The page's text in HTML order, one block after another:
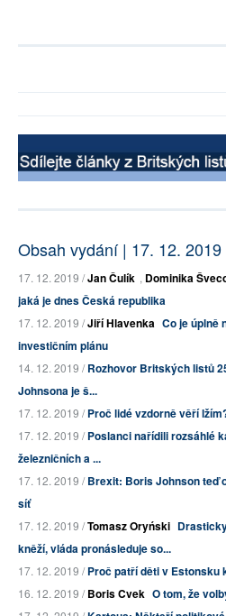
Obsah vydání | 17. 12. 2019
17. 12. 2019 /Jan Čulík , Dominika
jaká je dnes Česká republika
17. 12. 2019 /Jiří Hlavenka Co je úplně
investičním plánu
14. 12. 2019 /Rozhovor Britských listů
Johnsona je š...
17. 12. 2019 /Proč lidé vzdorně věří
17. 12. 2019 /Poslanci nařídili rozsáhlé
železničních a ...
17. 12. 2019 /Brexit: Boris Johnson teď
síť
17. 12. 2019 /Tomasz Oryński
kněží, vláda pronásleduje so...
17. 12. 2019 /Proč patří děti v Estonsku
16. 12. 2019 /Boris Cvek O tom, že